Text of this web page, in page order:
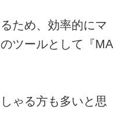
ため、効率的にマ
ツールとして『MA
ゃる方も多いと思